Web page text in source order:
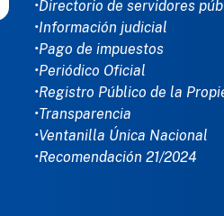
•Directorio de servidores
•Información judicial
•Pago de impuestos
•Periódico Oficial
•Registro Público de la
•Transparencia
•Ventanilla Única Nacional
•Recomendación 21/2024